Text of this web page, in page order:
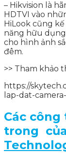
– Hikvision là
HDTVI vào
HiLook cũng
năng hữu
cho hình ảnh
đêm.
>> Tham khảo
https://
lap-dat-
Các
trong